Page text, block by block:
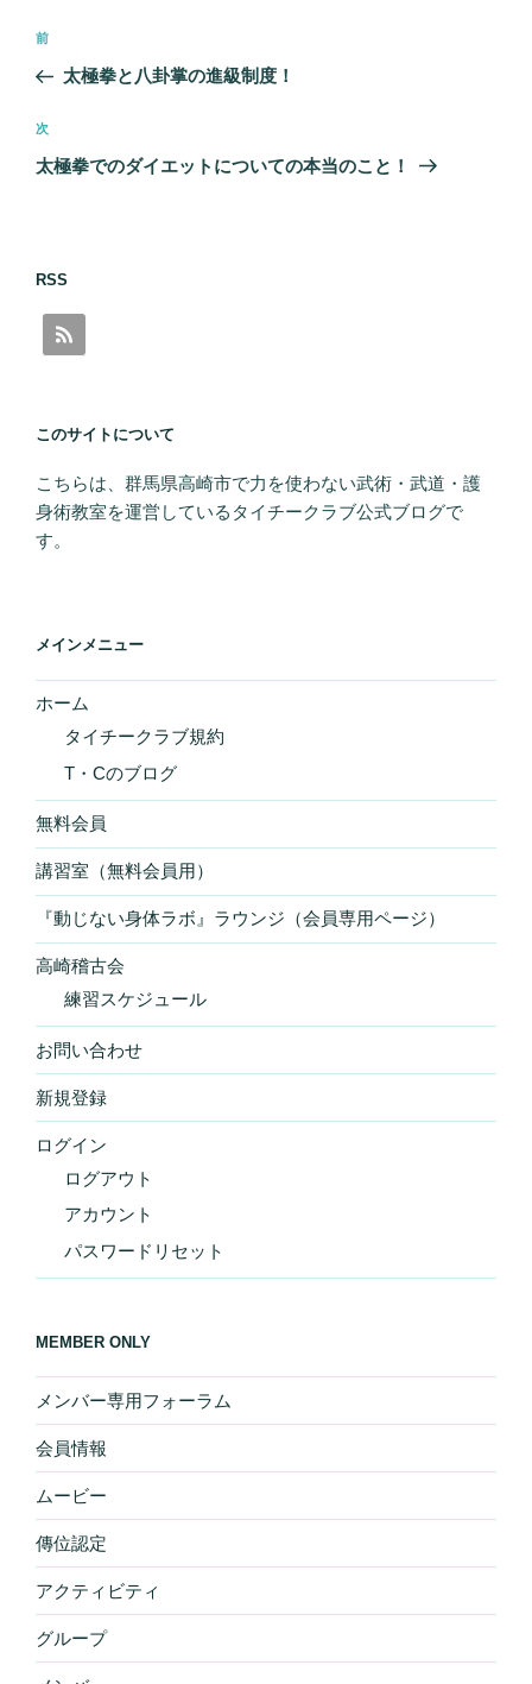
投
ナ
ビ
ゲ
ン
前
の
稿
前
太極拳と八卦掌の進級制度！
次
の
次
太極拳でのダイエットについての本当のこと！
RSS
このサイトについて
こちらは、群馬県高崎市で力を使わない武術・武道・護
身術教室を運営しているタイチークラブ公式ブログで
す。
メインメニュー
ホーム
タイチークラブ規約
T・Cのブログ
無料会員
講習室（無料会員用）
『動じない身体ラボ』ラウンジ（会員専用ページ）
高崎稽古会
練習スケジュール
お問い合わせ
新規登録
ログイン
ログアウト
アカウント
パスワードリセット
MEMBER ONLY
メンバー専用フォーラム
会員情報
ムービー
傳位認定
アクティビティ
グループ